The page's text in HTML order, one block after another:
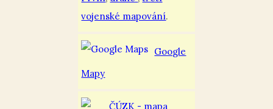
vojenské mapování.
Google
Mapy